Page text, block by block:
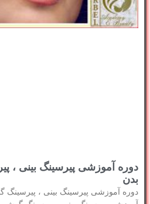
دوره آموزشی پیرسینگ بینی ،
بدن
دوره آموزشی پیرسینگ بینی ، پیرسینگ